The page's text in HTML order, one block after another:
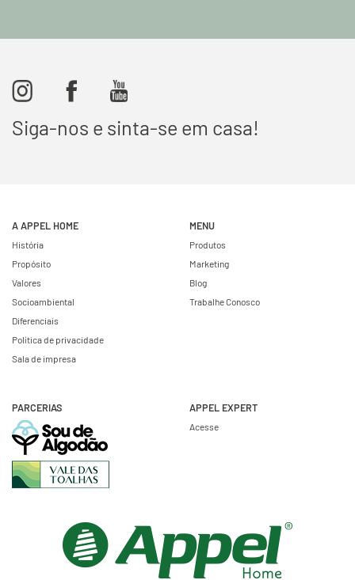
Siga-nos e sinta-se em casa!
A APPEL HOME
História
Propósito
Valores
Socioambiental
Diferenciais
Política de privacidade
Sala de impresa
MENU
Produtos
Marketing
Blog
Trabalhe Conosco
PARCERIAS APPEL EXPERT
Acesse